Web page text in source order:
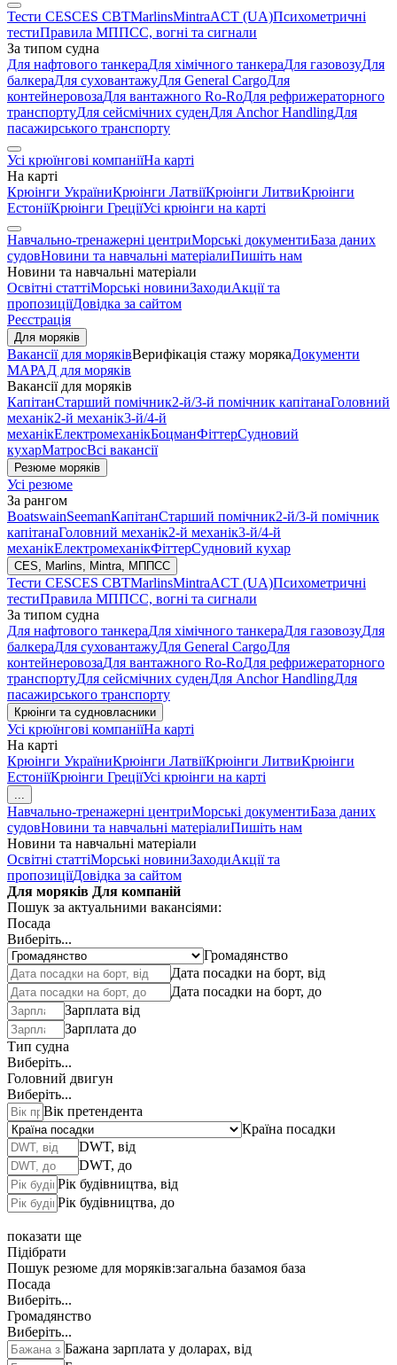
Тести CESCES CBTMarlinsMintraACT (UA)Психометричні
тестиПравила МППСС, вогні та сигнали
За типом судна
Для нафтового танкераДля хімічного танкераДля газовозуДля
балкераДля суховантажуДля General CargoДля
контейнеровозаДля вантажного Ro-RoДля рефрижераторного
транспортуДля сейсмічних суденДля Anchor HandlingДля
пасажирського транспорту
Усі крюїнгові компаніїНа карті
На карті
Крюінги УкраїниКрюінги ЛатвіїКрюінги ЛитвиКрюінги
ЕстоніїКрюінги ГреціїУсі крюінги на карті
Навчально-тренажерні центриМорські документиБаза даних
судовНовини та навчальні матеріалиПишіть нам
Новини та навчальні матеріали
Освітні статтіМорські новиниЗаходиАкції та
пропозиціїДовідка за сайтом
Реєстрація
Для моряків
Вакансії для моряківВерифікація стажу морякаДокументи
МАРАД для моряків
Вакансії для моряків
КапітанСтарший помічник2-й/3-й помічник капітанаГоловний
механік2-й механік3-й/4-й
механікЕлектромеханікБоцманФіттерСудновий
кухарМатросВсі вакансії
Резюме моряків
Усі резюме
За рангом
BoatswainSeemanКапітанСтарший помічник2-й/3-й помічник
капітанаГоловний механік2-й механік3-й/4-й
механікЕлектромеханікФіттерСудновий кухар
CES, Marlins, Mintra, МППСС
Тести CESCES CBTMarlinsMintraACT (UA)Психометричні
тестиПравила МППСС, вогні та сигнали
За типом судна
Для нафтового танкераДля хімічного танкераДля газовозуДля
балкераДля суховантажуДля General CargoДля
контейнеровозаДля вантажного Ro-RoДля рефрижераторного
транспортуДля сейсмічних суденДля Anchor HandlingДля
пасажирського транспорту
Крюінги та судновласники
Усі крюїнгові компаніїНа карті
На карті
Крюінги УкраїниКрюінги ЛатвіїКрюінги ЛитвиКрюінги
ЕстоніїКрюінги ГреціїУсі крюінги на карті
...
Навчально-тренажерні центриМорські документиБаза даних
судовНовини та навчальні матеріалиПишіть нам
Новини та навчальні матеріали
Освітні статтіМорські новиниЗаходиАкції та
пропозиціїДовідка за сайтом
Для моряків Для компаній
Пошук за актуальними вакансіями:
Посада
Виберіть...
Громадянство
Дата посадки на борт, від
Дата посадки на борт, до
Зарплата від
Зарплата до
Тип судна
Виберіть...
Головний двигун
Виберіть...
Вік претендента
Країна посадки
DWT, від
DWT, до
Рік будівництва, від
Рік будівництва, до
показати ще
Підібрати
Пошук резюме для моряків:загальна базамоя база
Посада
Виберіть...
Громадянство
Виберіть...
Бажана зарплата у доларах, від